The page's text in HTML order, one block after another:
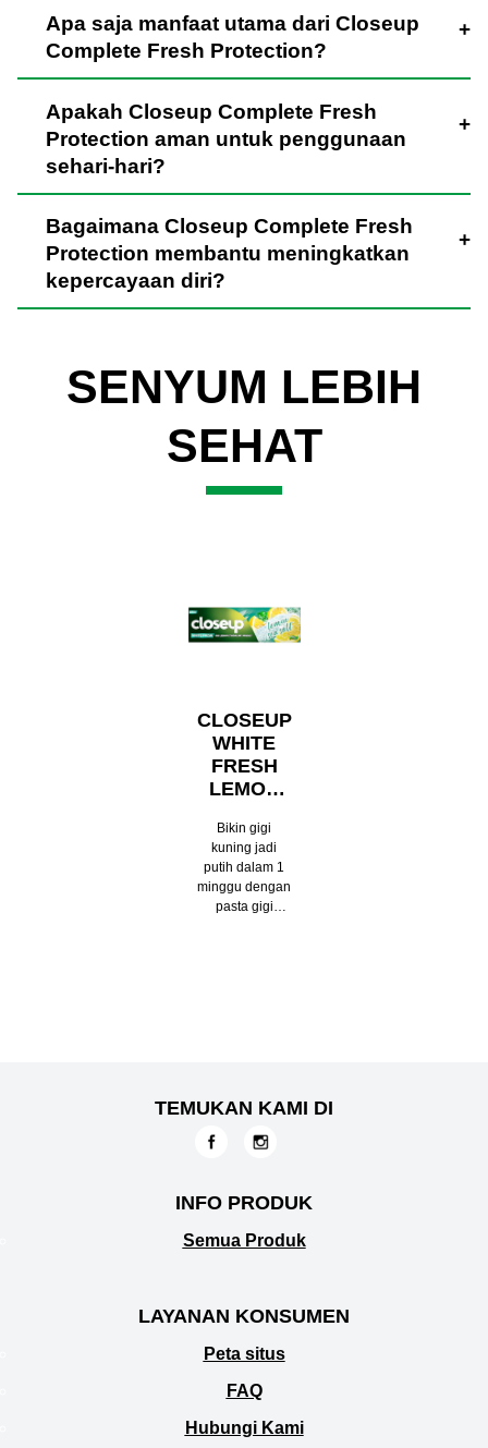
Apa saja manfaat utama dari Closeup
Complete Fresh Protection?
Apakah Closeup Complete Fresh
Protection aman untuk penggunaan
sehari-hari?
Bagaimana Closeup Complete Fresh
Protection membantu meningkatkan
kepercayaan diri?
SENYUM LEBIH
SEHAT
CLOSEUP
WHITE
FRESH
LEMON
SALT
Bikin gigi
kuning jadi
putih dalam 1
minggu dengan
pasta gigi
TEMUKAN KAMI DI
INFO PRODUK
Semua Produk
LAYANAN KONSUMEN
Peta situs
FAQ
Hubungi Kami